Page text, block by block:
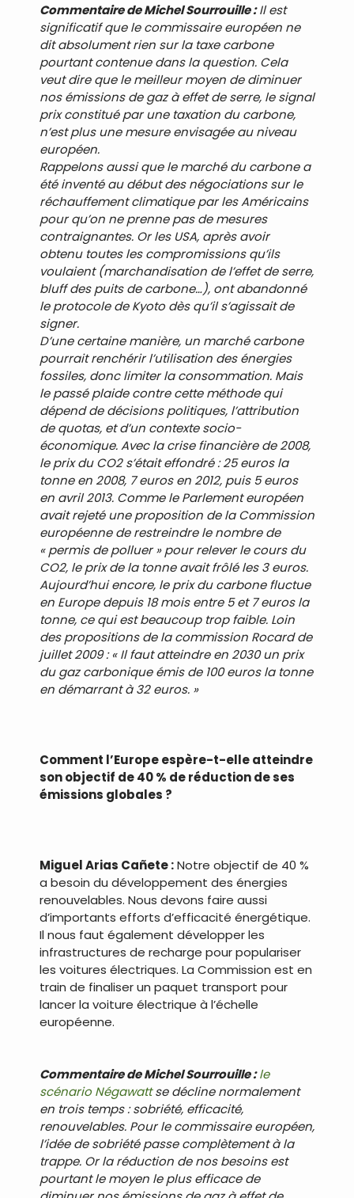
Commentaire de Michel Sourrouille :Il est
significatif que le commissaire européen ne
dit absolument rien sur la taxe carbone
pourtant contenue dans la question. Cela
veut dire que le meilleur moyen de diminuer
nos émissions de gaz à effet de serre, le signal
prix constitué par une taxation du carbone,
n’est plus une mesure envisagée au niveau
européen.
Rappelons aussi que le marché du carbone a
été inventé au début des négociations sur le
réchauffement climatique par les Américains
pour qu’on ne prenne pas de mesures
contraignantes. Or les USA, après avoir
obtenu toutes les compromissions qu’ils
voulaient (marchandisation de l’effet de serre,
bluff des puits de carbone…), ont abandonné
le protocole de Kyoto dès qu’il s’agissait de
signer.
D’une certaine manière, un marché carbone
pourrait renchérir l’utilisation des énergies
fossiles, donc limiter la consommation. Mais
le passé plaide contre cette méthode qui
dépend de décisions politiques, l’attribution
de quotas, et d’un contexte socio-
économique. Avec la crise financière de 2008,
le prix du CO2 s’était effondré : 25 euros la
tonne en 2008, 7 euros en 2012, puis 5 euros
en avril 2013. Comme le Parlement européen
avait rejeté une proposition de la Commission
européenne de restreindre le nombre de
« permis de polluer » pour relever le cours du
CO2, le prix de la tonne avait frôlé les 3 euros.
Aujourd’hui encore, le prix du carbone fluctue
en Europe depuis 18 mois entre 5 et 7 euros la
tonne, ce qui est beaucoup trop faible. Loin
des propositions de la commission Rocard de
juillet 2009 : « Il faut atteindre en 2030 un prix
du gaz carbonique émis de 100 euros la tonne
en démarrant à 32 euros. »
Comment l’Europe espère-t-elle atteindre
son objectif de 40 % de réduction de ses
émissions globales ?
Miguel Arias Cañete :Notre objectif de 40 %
a besoin du développement des énergies
renouvelables. Nous devons faire aussi
d’importants efforts d’efficacité énergétique.
Il nous faut également développer les
infrastructures de recharge pour populariser
les voitures électriques. La Commission est en
train de finaliser un paquet transport pour
lancer la voiture électrique à l’échelle
européenne.
Commentaire de Michel Sourrouille : le
scénario Négawattse décline normalement
en trois temps : sobriété, efficacité,
renouvelables. Pour le commissaire européen,
l’idée de sobriété passe complètement à la
trappe. Or la réduction de nos besoins est
pourtant le moyen le plus efficace de